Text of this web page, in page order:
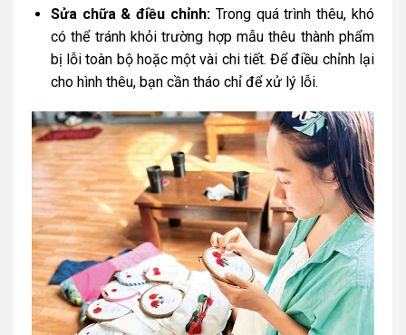
Sửa chữa & điều chỉnh: Trong quá trình thêu, khó
có thể tránh khỏi trường hợp mẫu thêu thành phẩm
bị lỗi toàn bộ hoặc một vài chi tiết. Để điều chỉnh lại
cho hình thêu, bạn cần tháo chỉ để xử lý lỗi.